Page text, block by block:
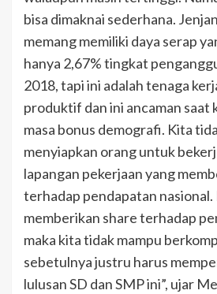
bisa dimaknai sederhana.
memang memiliki daya serap
hanya 2,67% tingkat
2018, tapi ini adalah tenaga
produktif dan ini ancaman saat
masa bonus demografi. Kita
menyiapkan orang untuk
lapangan pekerjaan yang
terhadap pendapatan nasional.
memberikan share terhadap
maka kita tidak mampu
sebetulnya justru harus
lulusan SD dan SMP ini”, ujar